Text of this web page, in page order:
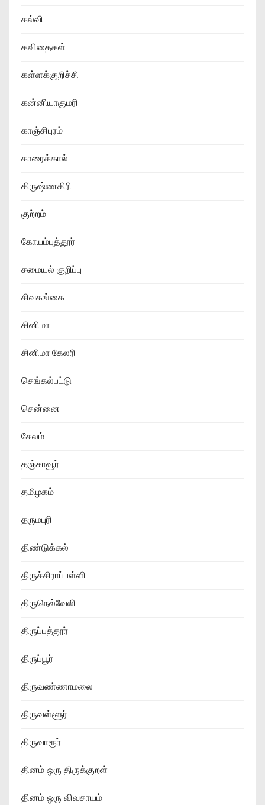
கல்வி
கவிதைகள்
கள்ளக்குறிச்சி
கன்னியாகுமரி
காஞ்சிபுரம்
காரைக்கால்
கிருஷ்ணகிரி
குற்றம்
கோயம்புத்தூர்
சமையல் குறிப்பு
சிவகங்கை
சினிமா
சினிமா கேலரி
செங்கல்பட்டு
சென்னை
சேலம்
தஞ்சாவூர்
தமிழகம்
தருமபுரி
திண்டுக்கல்
திருச்சிராப்பள்ளி
திருநெல்வேலி
திருப்பத்தூர்
திருப்பூர்
திருவண்ணாமலை
திருவள்ளூர்
திருவாரூர்
தினம் ஒரு திருக்குறள்
தினம் ஒரு விவசாயம்